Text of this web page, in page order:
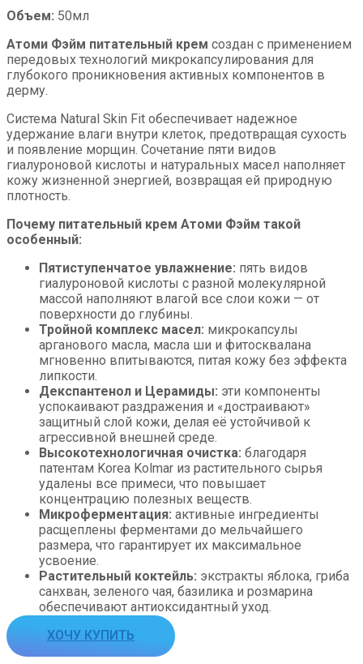
Объем: 50мл
Атоми Фэйм питательный крем создан с применением
передовых технологий микрокапсулирования для
глубокого проникновения активных компонентов в
дерму.
Система Natural Skin Fit обеспечивает надежное
удержание влаги внутри клеток, предотвращая сухость
и появление морщин. Сочетание пяти видов
гиалуроновой кислоты и натуральных масел наполняет
кожу жизненной энергией, возвращая ей природную
плотность.
Почему питательный крем Атоми Фэйм такой
особенный:
Пятиступенчатое увлажнение: пять видов
гиалуроновой кислоты с разной молекулярной
массой наполняют влагой все слои кожи — от
поверхности до глубины.
Тройной комплекс масел: микрокапсулы
арганового масла, масла ши и фитосквалана
мгновенно впитываются, питая кожу без эффекта
липкости.
Декспантенол и Церамиды: эти компоненты
успокаивают раздражения и «достраивают»
защитный слой кожи, делая её устойчивой к
агрессивной внешней среде.
Высокотехнологичная очистка: благодаря
патентам Korea Kolmar из растительного сырья
удалены все примеси, что повышает
концентрацию полезных веществ.
Микроферментация: активные ингредиенты
расщеплены ферментами до мельчайшего
размера, что гарантирует их максимальное
усвоение.
Растительный коктейль: экстракты яблока, гриба
санхван, зеленого чая, базилика и розмарина
обеспечивают антиоксидантный уход.
ХОЧУ КУПИТЬ